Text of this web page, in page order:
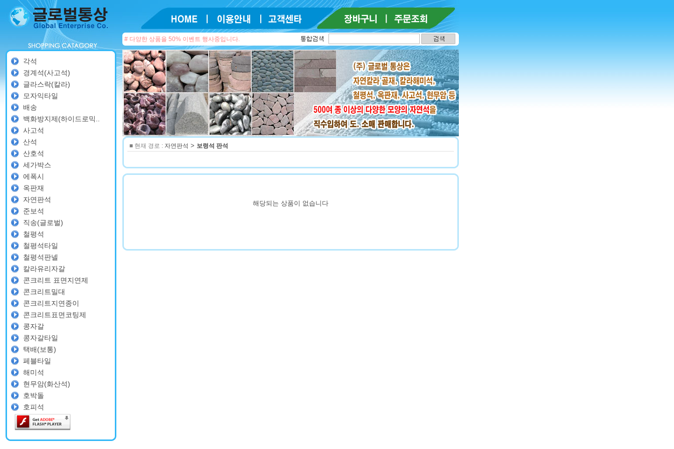
# 다양한 상품을 50% 이벤트 행사중입니다.
각석
경계석(사고석)
글라스락(칼라)
모자익타일
배송
백화방지제(하이드로믹..
사고석
산석
산호석
세가박스
에폭시
옥판재
자연판석
준보석
직송(글로벌)
철평석
철평석타일
철평석판넬
칼라유리자갈
콘크리트 표면지연제
콘크리트밀대
콘크리트지연종이
콘크리트표면코팅제
콩자갈
콩자갈타일
택배(보통)
페블타일
해미석
현무암(화산석)
호박돌
호피석
■ 현재 경로 : 자연판석 > 보령석 판석
해당되는 상품이 없습니다